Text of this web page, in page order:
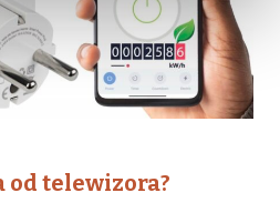
z Serwisu, ulepszania
działania Serwisu do
tworzenia statystyk
w celach marketingowych.
pozyskane w związku
cookie w Serwisie,
Sp. z o.o. jako
od telewizora?